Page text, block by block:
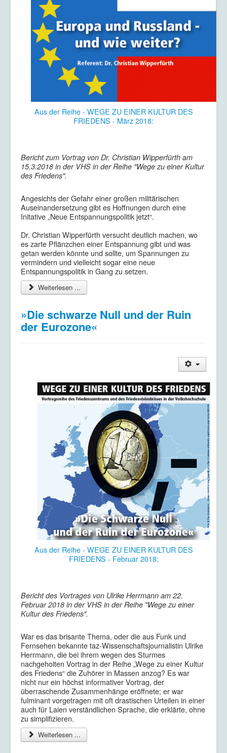
Aus der Reihe - WEGE ZU EINER KULTUR DES
FRIEDENS - März 2018:
Bericht zum Vortrag von Dr. Christian Wipperfürth am
15.3.2018 in der VHS in der Reihe "Wege zu einer Kultur
des Friedens".
Angesichts der Gefahr einer großen militärischen
Auseinandersetzung gibt es Hoffnungen durch eine
Initative „Neue Entspannungspolitik jetzt“.
Dr. Christian Wipperfürth versucht deutlich machen, wo
es zarte Pflänzchen einer Entspannung gibt und was
getan werden könnte und sollte, um Spannungen zu
vermindern und vielleicht sogar eine neue
Entspannungspolitik in Gang zu setzen.
Weiterlesen ...
»Die schwarze Null und der Ruin
der Eurozone«
Aus der Reihe - WEGE ZU EINER KULTUR DES
FRIEDENS - Februar 2018:
Bericht des Vortrages von Ulrike Herrmann am 22.
Februar 2018 in der VHS in der Reihe "Wege zu einer
Kultur des Friedens".
War es das brisante Thema, oder die aus Funk und
Fernsehen bekannte taz-Wissenschaftsjournalistin Ulrike
Herrmann, die bei ihrem wegen des Sturmes
nachgeholten Vortrag in der Reihe „Wege zu einer Kultur
des Friedens“ die Zuhörer in Massen anzog? Es war
nicht nur ein höchst informativer Vortrag, der
überraschende Zusammenhänge eröffnete; er war
fulminant vorgetragen mit oft drastischen Urteilen in einer
auch für Laien verständlichen Sprache, die erklärte, ohne
zu simplifizieren.
Weiterlesen ...